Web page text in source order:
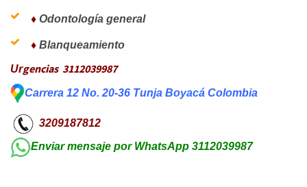
♦ Odontología general
♦ Blanqueamiento
Urgencias 3112039987
Carrera 12 No. 20-36 Tunja Boyacá Colombia
3209187812
Enviar mensaje por WhatsApp 3112039987